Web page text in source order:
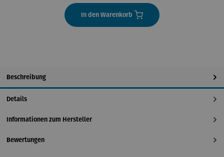
In den Warenkorb
Beschreibung
Details
Informationen zum Hersteller
Bewertungen